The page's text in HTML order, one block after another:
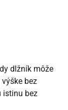
dlžník môže
bez
istinu bez